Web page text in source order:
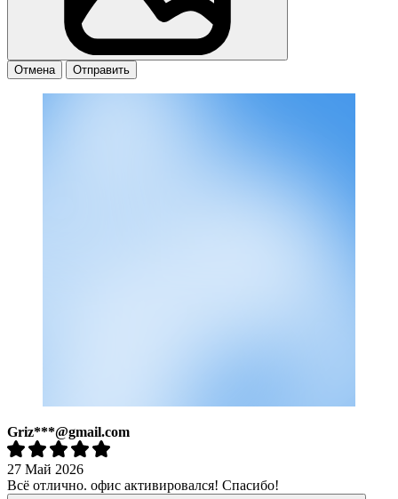
Отмена Отправить
Griz***@gmail.com
27 Май 2026
Всё отлично. офис активировался! Спасибо!